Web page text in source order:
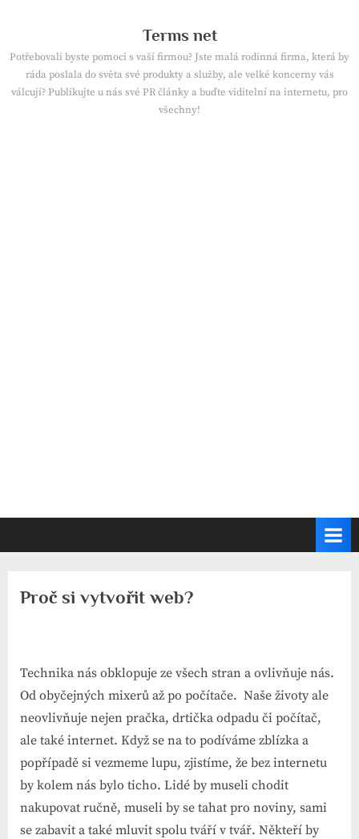
content
Terms net
Potřebovali byste pomoci s vaší firmou? Jste malá rodinná firma, která by
ráda poslala do světa své produkty a služby, ale velké koncerny vás
válcují? Publikujte u nás své PR články a buďte viditelní na internetu, pro
všechny!
Proč si vytvořit web?
Technika nás obklopuje ze všech stran a ovlivňuje nás.
Od obyčejných mixerů až po počítače. Naše životy ale
neovlivňuje nejen pračka, drtička odpadu či počítač,
ale také internet. Když se na to podíváme zblízka a
popřípadě si vezmeme lupu, zjistíme, že bez internetu
by kolem nás bylo ticho. Lidé by museli chodit
nakupovat ručně, museli by se tahat pro noviny, sami
se zabavit a také mluvit spolu tváří v tvář. Někteří by